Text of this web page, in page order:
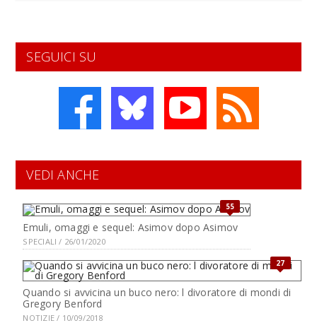
SEGUICI SU
VEDI ANCHE
55
Emuli, omaggi e sequel: Asimov dopo Asimov
SPECIALI / 26/01/2020
27
Quando si avvicina un buco nero: l divoratore di mondi di
Gregory Benford
NOTIZIE / 10/09/2018